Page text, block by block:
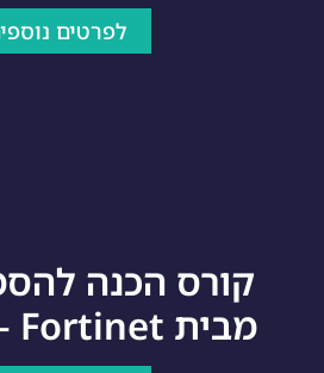
לפרטים
מבית Level 3 – Fortinet